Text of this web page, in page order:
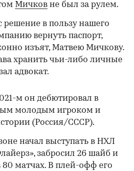
Мичков не был за рулем.
решение в пользу нашего
вернуть паспорт,
изъят, Матвею Мичкову.
хранить чьи-либо личные
адвокат.
м он дебютировал в
молодым игроком и
(Россия/CCCР).
начал выступать в НХЛ
забросил 26 шайб и
80 матчах. В плей-офф его